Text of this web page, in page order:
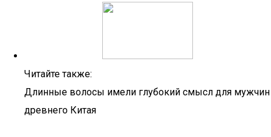
Читайте также:
Длинные волосы имели глубокий смысл для мужчин
древнего Китая